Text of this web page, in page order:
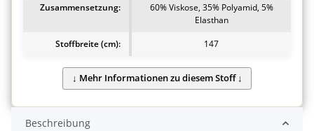
Zusammensetzung:
60% Viskose, 35% Polyamid, 5%
Elasthan
Stoffbreite (cm):
147
Beschreibung